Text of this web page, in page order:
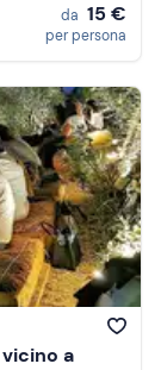
da 15 €
per persona
a